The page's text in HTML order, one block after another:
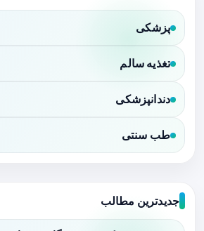
پزشکی
تغذیه سالم
دندانپزشکی
طب سنتی
جدیدترین مطالب